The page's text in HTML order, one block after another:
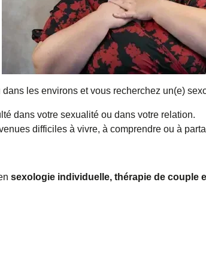
les environs et vous recherchez un(e)
dans votre sexualité ou dans votre relation.
difficiles à vivre, à comprendre ou à
sexologie individuelle, thérapie de couple